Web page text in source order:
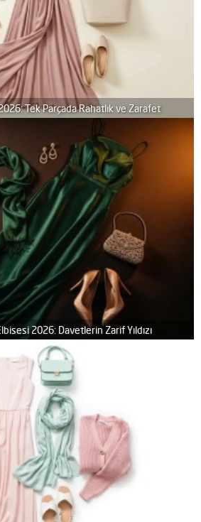
Tek Parçada Rahatlık ve Zarafet
2026: Davetlerin Zarif Yıldızı